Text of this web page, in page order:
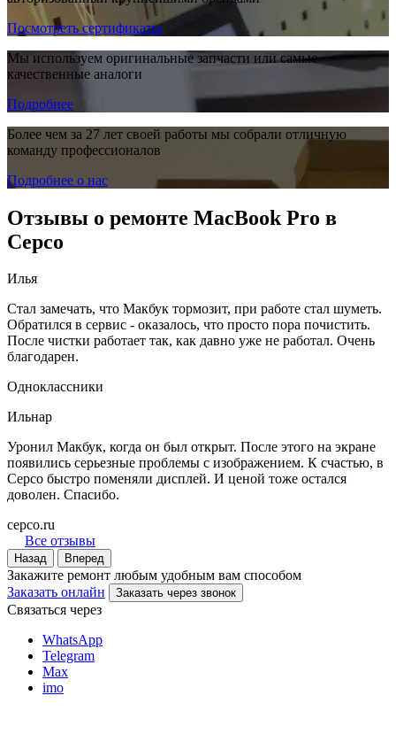
Посмотреть сертификаты
Мы используем оригинальные запчасти или самые
качественные аналоги
Подробнее
Более чем за 27 лет своей работы мы собрали отличную
команду профессионалов
Подробнее о нас
Отзывы о ремонте MacBook Pro в
Серсо
Илья
Стал замечать, что Макбук тормозит, при работе стал шуметь.
Обратился в сервис - оказалось, что просто пора почистить.
После чистки работает так, как давно уже не работал. Очень
благодарен.
Одноклассники
Ильнар
Уронил Макбук, когда он был открыт. После этого на экране
появились серьезные проблемы с изображением. К счастью, в
Серсо быстро поменяли дисплей. И ценой тоже остался
доволен. Спасибо.
cepco.ru
Все отзывы
Назад Вперед
Закажите ремонт любым удобным вам способом
Заказать онлайн
Заказать через звонок
Связаться через
WhatsApp
Telegram
Max
imo